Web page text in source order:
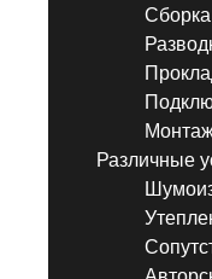
Сборка
Различные